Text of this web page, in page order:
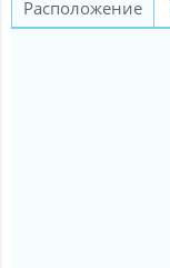
Расположение